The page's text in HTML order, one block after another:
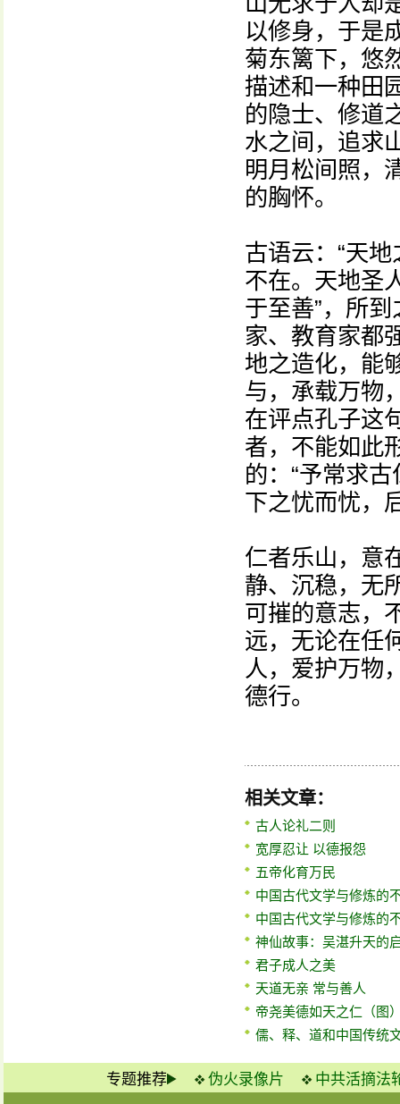
以修身，于是
菊东篱下，悠
描述和一种田
的隐士、修道
水之间，追求
明月松间照，
的胸怀。
古语云：“天
不在。天地圣
于至善”，所
家、教育家都
地之造化，能
与，承载万物
在评点孔子这
者，不能如此
的：“予常求
下之忧而忧，
仁者乐山，意
静、沉稳，无
可摧的意志，
远，无论在任
人，爱护万物
德行。
相关文章：
古人论礼二则
宽厚忍让 以德报怨
五帝化育万民
中国古代文学与修炼的
中国古代文学与修炼的
神仙故事：吴湛升天的
君子成人之美
天道无亲 常与善人
帝尧美德如天之仁（图
儒、释、道和中国传统
专题推荐 伪火录像片 中共活摘法